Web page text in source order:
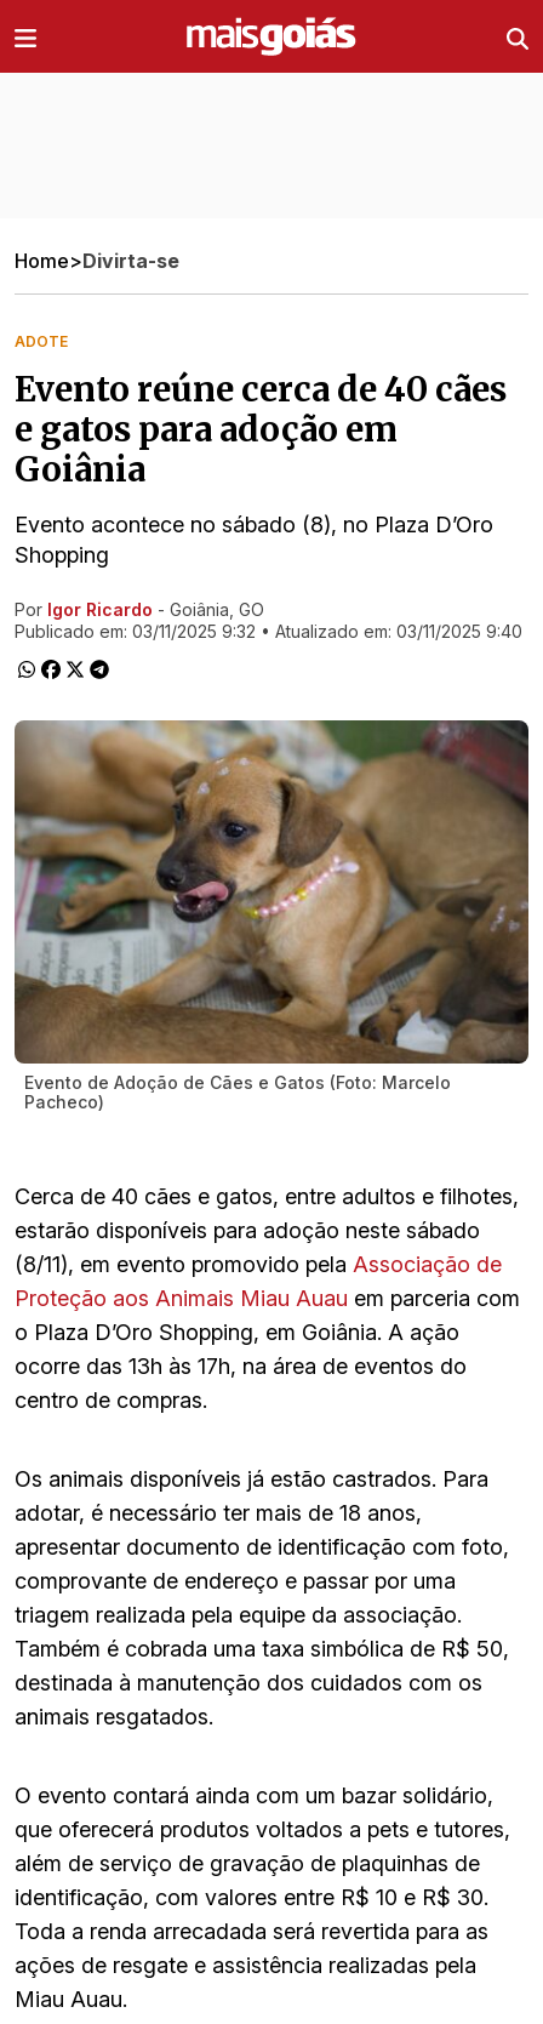
Home>Divirta-se
ADOTE
Evento reúne cerca de 40 cães
e gatos para adoção em
Goiânia
Evento acontece no sábado (8), no Plaza D’Oro
Shopping
Ir direto pra matéria
Por Igor Ricardo - Goiânia, GO
Publicado em: 03/11/2025 9:32 • Atualizado em: 03/11/2025 9:40
Evento de Adoção de Cães e Gatos (Foto: Marcelo
Pacheco)
Cerca de 40 cães e gatos, entre adultos e filhotes,
estarão disponíveis para adoção neste sábado
(8/11), em evento promovido pela Associação de
Proteção aos Animais Miau Auau em parceria com
o Plaza D’Oro Shopping, em Goiânia. A ação
ocorre das 13h às 17h, na área de eventos do
centro de compras.
Os animais disponíveis já estão castrados. Para
adotar, é necessário ter mais de 18 anos,
apresentar documento de identificação com foto,
comprovante de endereço e passar por uma
triagem realizada pela equipe da associação.
Também é cobrada uma taxa simbólica de R$ 50,
destinada à manutenção dos cuidados com os
animais resgatados.
O evento contará ainda com um bazar solidário,
que oferecerá produtos voltados a pets e tutores,
além de serviço de gravação de plaquinhas de
identificação, com valores entre R$ 10 e R$ 30.
Toda a renda arrecadada será revertida para as
ações de resgate e assistência realizadas pela
Miau Auau.